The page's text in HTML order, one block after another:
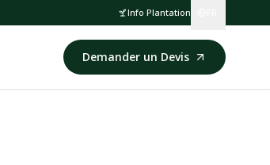
Info Plantation
Demander un Devis